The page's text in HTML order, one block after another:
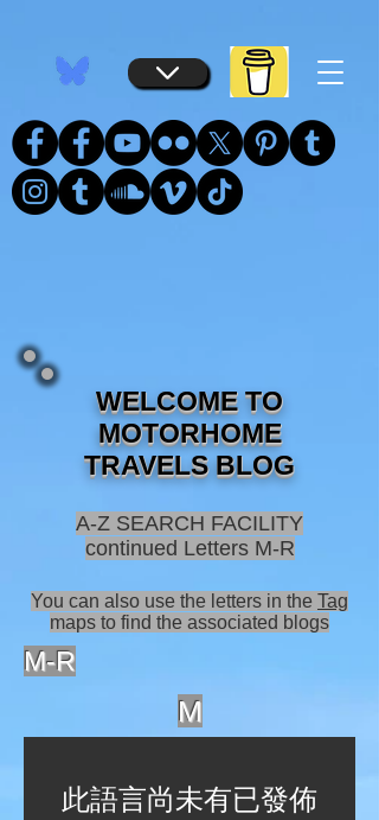
WELCOME TO
MOTORHOME
TRAVELS BLOG
A-Z SEARCH FACILITY
continued Letters M-R
You can also use the letters in the Tag
maps to find the associated blogs
M-R
M
此語言尚未有已發佈